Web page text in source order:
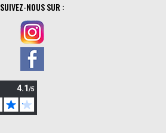
SUIVEZ-NOUS SUR :